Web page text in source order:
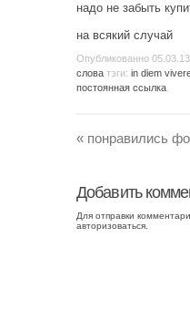
надо не забыть
на всякий случай
Опубликованно 05.03.13
слова тэги: in diem
постоянная ссылка
« понравились
Добавить
Для отправки
авторизоваться